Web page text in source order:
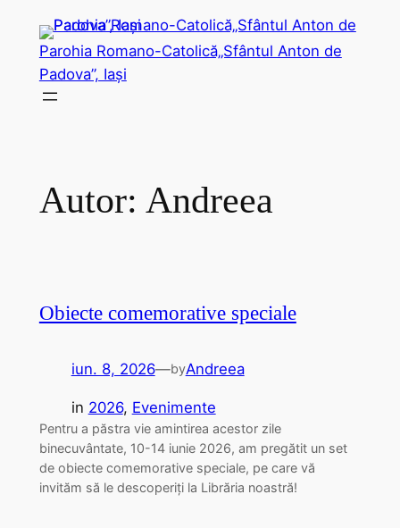
conținut
Parohia Romano-Catolică„Sfântul Anton de
Padova”, Iași
Autor: Andreea
Obiecte comemorative speciale
iun. 8, 2026—byAndreea
in 2026, Evenimente
Pentru a păstra vie amintirea acestor zile
binecuvântate, 10-14 iunie 2026, am pregătit un set
de obiecte comemorative speciale, pe care vă
invităm să le descoperiți la Librăria noastră!